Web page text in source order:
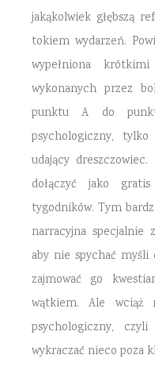
jakąkolwiek głębszą
tokiem wydarzeń.
wypełniona
wykonanych przez
punktu A do
psychologiczny,
udający
dołączyć jako
tygodników. Tym
narracyjna specjalnie
aby nie spychać
zajmować go
wątkiem. Ale
psychologiczny,
wykraczać nieco poza